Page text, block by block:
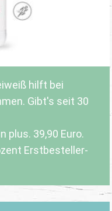
hilft bei
Gibt's seit 30
plus. 39,90 Euro.
Erstbesteller-